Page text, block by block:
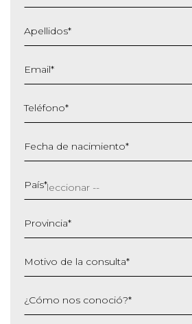
Apellidos*
Email*
Teléfono*
Fecha de nacimiento*
barra
MM
AAAA
País*
Provincia*
Motivo de la consulta*
¿Cómo nos conoció?*